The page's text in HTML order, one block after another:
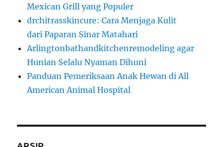
Mexican Grill yang Populer
drchitrasskincure: Cara Menjaga Kulit
dari Paparan Sinar Matahari
Arlingtonbathandkitchenremodeling agar
Hunian Selalu Nyaman Dihuni
Panduan Pemeriksaan Anak Hewan di All
American Animal Hospital